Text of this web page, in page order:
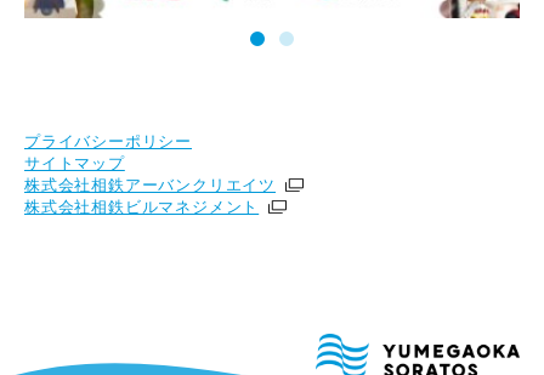
プライバシーポリシー
サイトマップ
株式会社相鉄アーバンクリエイツ
株式会社相鉄ビルマネジメント